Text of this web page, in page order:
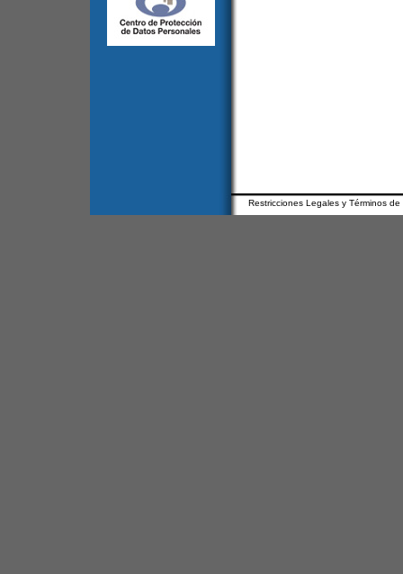
Restricciones Legales y Términos de